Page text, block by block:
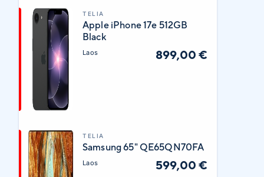
TELIA
Apple iPhone 17e 512GB
Black
Laos 899,00 €
TELIA
Samsung 65" QE65QN70FA
Laos 599,00 €